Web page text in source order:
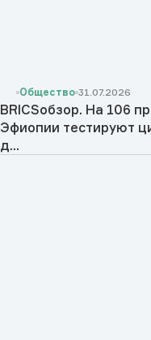
Общество 31.07.2026
BRICSобзор. На 106
Эфиопии тестируют
д...